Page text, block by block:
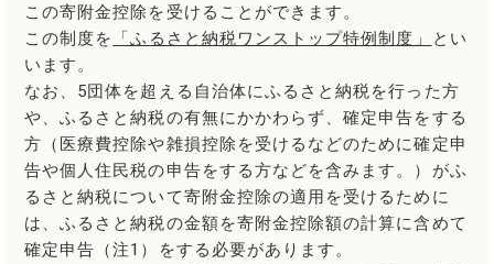
この寄附金控除を受けることができます。
この制度を
「ふるさと納税ワンストップ特例制度」
とい
います。
なお、5団体を超える自治体にふるさと納税を行った方
や、ふるさと納税の有無にかかわらず、確定申告をする
方（医療費控除や雑損控除を受けるなどのために確定申
告や個人住民税の申告をする方などを含みます。）がふ
るさと納税について寄附金控除の適用を受けるために
は、ふるさと納税の金額を寄附金控除額の計算に含めて
確定申告（注1）をする必要があります。